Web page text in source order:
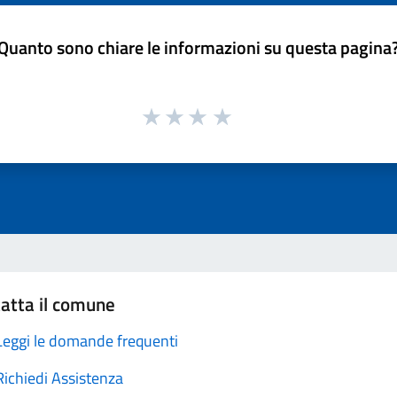
sono chiare le informazioni su questa
il comune
le domande frequenti
Assistenza